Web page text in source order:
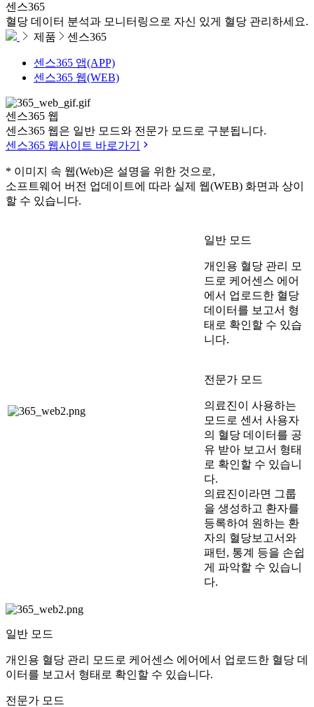
센스365
혈당 데이터 분석과 모니터링으로 자신 있게 혈당 관리하세요.
제품
센스365
센스365 앱(APP)
센스365 웹(WEB)
센스365 웹
센스365 웹은 일반 모드와 전문가 모드로 구분됩니다.
센스365 웹사이트 바로가기
* 이미지 속 웹(Web)은 설명을 위한 것으로,
소프트웨어 버전 업데이트에 따라 실제 웹(WEB) 화면과 상이
할 수 있습니다.
일반 모드
개인용 혈당 관리 모
드로 케어센스 에어
에서 업로드한 혈당
데이터를 보고서 형
태로 확인할 수 있습
니다.
전문가 모드
의료진이 사용하는
모드로 센서 사용자
의 혈당 데이터를 공
유 받아 보고서 형태
로 확인할 수 있습니
다.
의료진이라면 그룹
을 생성하고 환자를
등록하여 원하는 환
자의 혈당보고서와
패턴, 통계 등을 손쉽
게 파악할 수 있습니
다.
일반 모드
개인용 혈당 관리 모드로 케어센스 에어에서 업로드한 혈당 데
이터를 보고서 형태로 확인할 수 있습니다.
전문가 모드